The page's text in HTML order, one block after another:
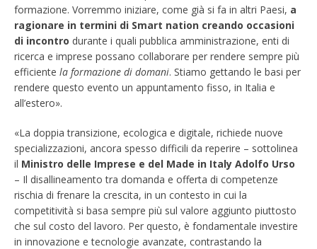
formazione. Vorremmo iniziare, come già si fa in altri Paesi, a
ragionare in termini di Smart nation creando occasioni
di incontro durante i quali pubblica amministrazione, enti di
ricerca e imprese possano collaborare per rendere sempre più
efficiente la formazione di domani. Stiamo gettando le basi per
rendere questo evento un appuntamento fisso, in Italia e
all’estero».
«La doppia transizione, ecologica e digitale, richiede nuove
specializzazioni, ancora spesso difficili da reperire – sottolinea
il Ministro delle Imprese e del Made in Italy Adolfo Urso
– Il disallineamento tra domanda e offerta di competenze
rischia di frenare la crescita, in un contesto in cui la
competitività si basa sempre più sul valore aggiunto piuttosto
che sul costo del lavoro. Per questo, è fondamentale investire
in innovazione e tecnologie avanzate, contrastando la